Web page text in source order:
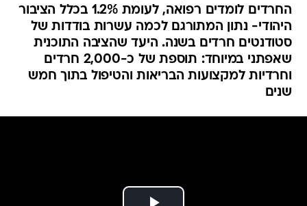
סטודנטים חרדים בשנה. היעד שהציבה התוכנית
שאפתני במיוחד: תוספת של כ-2,000 חרדים
וחרדיות למקצועות הבריאות והטיפול בתוך חמש
שנים